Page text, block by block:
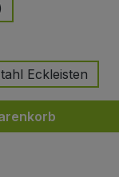
Eckleisten